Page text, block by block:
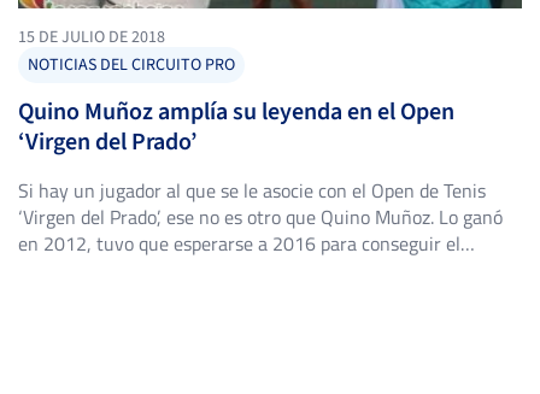
-
CARRERO FERNÁNDEZ, I.
15 DE JULIO DE 2018
NOTICIAS DEL CIRCUITO PRO
Quino Muñoz amplía su leyenda en el Open
‘Virgen del Prado’
Si hay un jugador al que se le asocie con el Open de Tenis
‘Virgen del Prado’, ese no es otro que Quino Muñoz. Lo ganó
en 2012, tuvo que esperarse a 2016 para conseguir el